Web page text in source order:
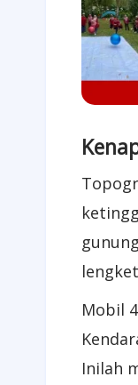
Mobil
Inilah